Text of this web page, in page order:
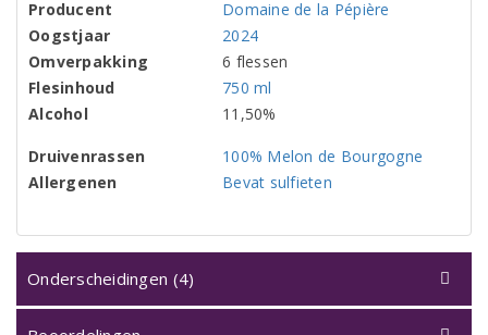
Producent
Domaine de la Pépière
Oogstjaar
2024
Omverpakking
6 flessen
Flesinhoud
750 ml
Alcohol
11,50%
Druivenrassen
100% Melon de Bourgogne
Allergenen
Bevat sulfieten
Onderscheidingen (4)